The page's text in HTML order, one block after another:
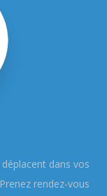
dans vos
rendez-vous